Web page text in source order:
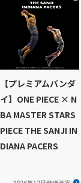
【プレミアムバンダ
イ】ONE PIECE × N
BA MASTER STARS
PIECE THE SANJI IN
DIANA PACERS